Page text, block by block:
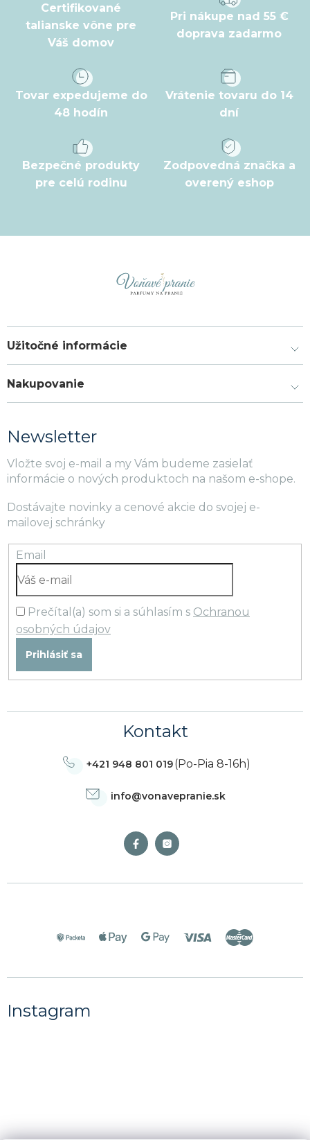
Certifikované
talianske vône pre
Váš domov
Pri nákupe nad 55 €
doprava zadarmo
Tovar expedujeme do
48 hodín
Vrátenie tovaru do 14
dní
Bezpečné produkty
pre celú rodinu
Zodpovedná značka a
overený eshop
Užitočné informácie
Nakupovanie
Newsletter
Vložte svoj e-mail a my Vám budeme zasielať
informácie o nových produktoch na našom e-shope.
Dostávajte novinky a cenové akcie do svojej e-
mailovej schránky
Email
Prečítal(a) som si a súhlasím s Ochranou
osobných údajov
Prihlásiť sa
Kontakt
info@vonavepranie.sk
+421 948 801 019(Po-Pia 8-16h)
Instagram